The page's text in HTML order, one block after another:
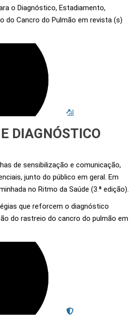
o Diagnóstico, Estadiamento,
do Cancro do Pulmão em revista (s)
DIAGNÓSTICO
de sensibilização e comunicação,
junto do público em geral. Em
no Ritmo da Saúde (3.ª edição).
que reforcem o diagnóstico
do rastreio do cancro do pulmão em